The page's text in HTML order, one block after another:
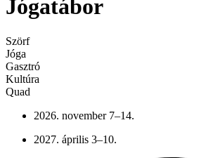
Jógatábor
Szörf
Jóga
Gasztró
Kultúra
Quad
2026. november 7–14.
2027. április 3–10.